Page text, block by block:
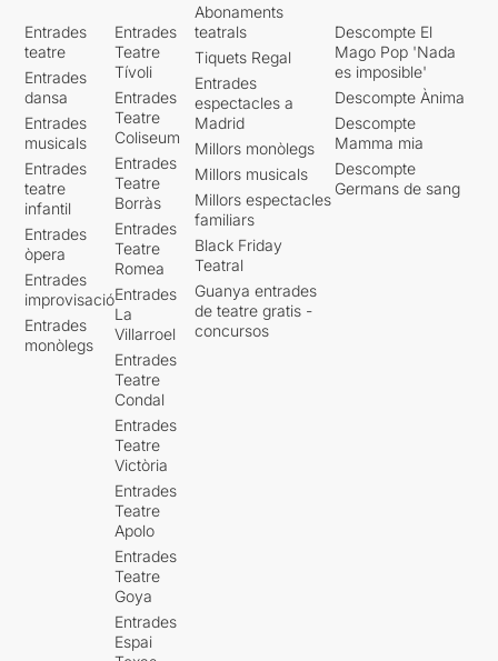
Entrades
teatre
Entrades
dansa
Entrades
musicals
Entrades
teatre
infantil
Entrades
òpera
Entrades
improvisació
Entrades
monòlegs
Entrades
Teatre
Tívoli
Entrades
Teatre
Coliseum
Entrades
Teatre
Borràs
Entrades
Teatre
Romea
Entrades
La
Villarroel
Entrades
Teatre
Condal
Entrades
Teatre
Victòria
Entrades
Teatre
Apolo
Entrades
Teatre
Goya
Entrades
Espai
Abonaments
teatrals
Tiquets Regal
Entrades
espectacles a
Madrid
Millors monòlegs
Millors musicals
Millors espectacles
familiars
Black Friday
Teatral
Guanya entrades
de teatre gratis -
concursos
Descompte El
Mago Pop 'Nada
es imposible'
Descompte Ànima
Descompte
Mamma mia
Descompte
Germans de sang